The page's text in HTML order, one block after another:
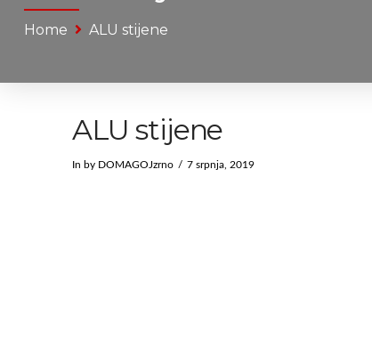
Home ALU stijene
ALU stijene
In by DOMAGOJzrno 7 srpnja, 2019